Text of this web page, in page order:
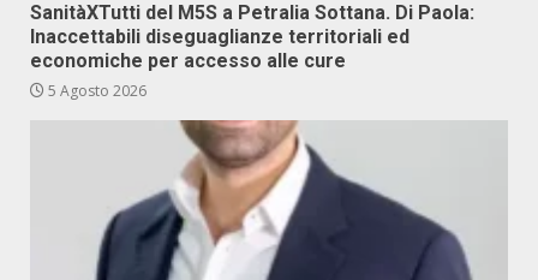
SanitàXTutti del M5S a Petralia Sottana. Di Paola:
Inaccettabili diseguaglianze territoriali ed
economiche per accesso alle cure
5 Agosto 2026